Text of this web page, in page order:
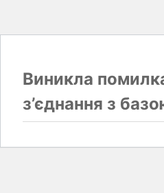
Виникла
з’єднання з